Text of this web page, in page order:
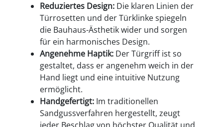
Reduziertes Design: Die klaren Linien der
Türrosetten und der Türklinke spiegeln
die Bauhaus-Ästhetik wider und sorgen
für ein harmonisches Design.
Angenehme Haptik: Der Türgriff ist so
gestaltet, dass er angenehm weich in der
Hand liegt und eine intuitive Nutzung
ermöglicht.
Handgefertigt: Im traditionellen
Sandgussverfahren hergestellt, zeugt